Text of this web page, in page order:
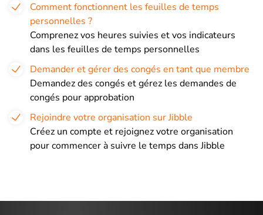
Comment fonctionnent les feuilles de temps
personnelles ?
Comprenez vos heures suivies et vos indicateurs
dans les feuilles de temps personnelles
Demander et gérer des congés en tant que membre
Demandez des congés et gérez les demandes de
congés pour approbation
Rejoindre votre organisation sur Jibble
Créez un compte et rejoignez votre organisation
pour commencer à suivre le temps dans Jibble